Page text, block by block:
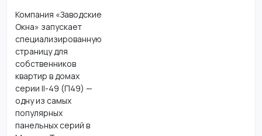
Компания «Заводские
Окна» запускает
специализированную
страницу для
собственников
квартир в домах
серии II-49 (П49) —
одну из самых
популярных
панельных серий в